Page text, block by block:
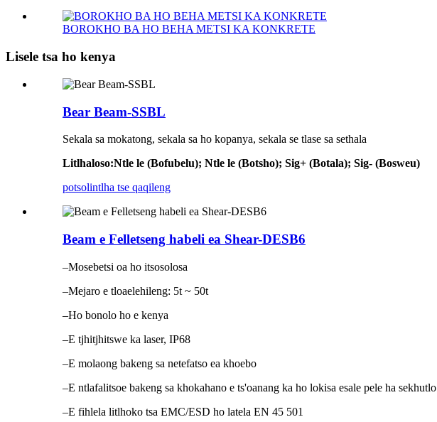
BOROKHO BA HO BEHA METSI KA KONKRETE
Lisele tsa ho kenya
Bear Beam-SSBL
Sekala sa mokatong, sekala sa ho kopanya, sekala se tlase sa sethala
Litlhaloso:Ntle le (Bofubelu); Ntle le (Botsho); Sig+ (Botala); Sig- (Bosweu)
potsolintlha tse qaqileng
Beam e Felletseng habeli ea Shear-DESB6
–Mosebetsi oa ho itsosolosa
–Mejaro e tloaelehileng: 5t ~ 50t
–Ho bonolo ho e kenya
–E tjhitjhitswe ka laser, IP68
–E molaong bakeng sa netefatso ea khoebo
–E ntlafalitsoe bakeng sa khokahano e ts'oanang ka ho lokisa esale pele ha sekhutlo
–E fihlela litlhoko tsa EMC/ESD ho latela EN 45 501